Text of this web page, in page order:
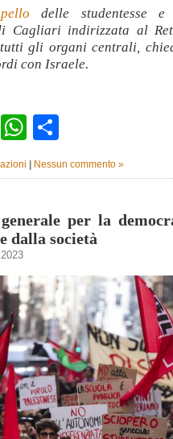
delle studentesse
Cagliari indirizzata al
gli organi centrali,
con Israele.
EmailWhatsApp
Nessun commento »
per la
dalla società